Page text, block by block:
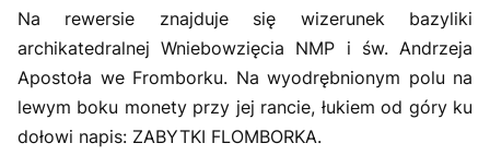
Na rewersie znajduje się wizerunek bazyliki
archikatedralnej Wniebowzięcia NMP i św. Andrzeja
Apostoła we Fromborku. Na wyodrębnionym polu na
lewym boku monety przy jej rancie, łukiem od góry ku
dołowi napis: ZABYTKI FLOMBORKA.